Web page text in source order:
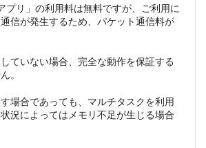
プリ」の利用料は無料ですが、ご利用に
信が発生するため、パケット通信料が
ていない場合、完全な動作を保証する
。
場合であっても、マルチタスクを利用
況によってはメモリ不足が生じる場合